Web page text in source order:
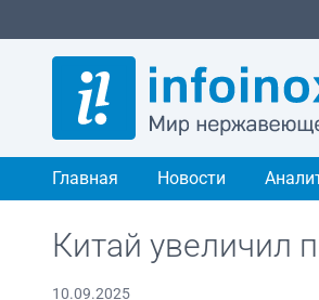
Главная Новости
Китай увеличил
10.09.2025